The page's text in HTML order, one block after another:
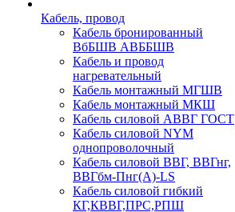
Кабель, провод
Кабель бронированный
ВбБШВ АВББШВ
Кабель и провод
нагревательный
Кабель монтажный МГШВ
Кабель монтажный МКШ
Кабель силовой АВВГ ГОСТ
Кабель силовой NYM
однопроволочный
Кабель силовой ВВГ, ВВГнг,
ВВГбм-Пнг(А)-LS
Кабель силовой гибкий
КГ,КВВГ,ПРС,РПШ